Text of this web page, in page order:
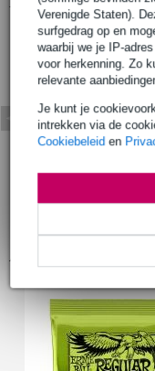
Verenigde Staten).
surfgedrag op en
waarbij we je IP-
voor herkenning. Zo
relevante
Je kunt je
intrekken via de
Cookiebeleid en